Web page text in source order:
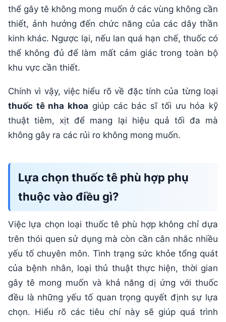
thể gây tê không mong muốn ở các vùng không cần
thiết, ảnh hưởng đến chức năng của các dây thần
kinh khác. Ngược lại, nếu lan quá hạn chế, thuốc có
thể không đủ để làm mất cảm giác trong toàn bộ
khu vực cần thiết.
Chính vì vậy, việc hiểu rõ về đặc tính của từng loại
thuốc tê nha khoa giúp các bác sĩ tối ưu hóa kỹ
thuật tiêm, xịt để mang lại hiệu quả tối đa mà
không gây ra các rủi ro không mong muốn.
Lựa chọn thuốc tê phù hợp phụ
thuộc vào điều gì?
Việc lựa chọn loại thuốc tê phù hợp không chỉ dựa
trên thói quen sử dụng mà còn cần cân nhắc nhiều
yếu tố chuyên môn. Tình trạng sức khỏe tổng quát
của bệnh nhân, loại thủ thuật thực hiện, thời gian
gây tê mong muốn và khả năng dị ứng với thuốc
đều là những yếu tố quan trọng quyết định sự lựa
chọn. Hiểu rõ các tiêu chí này sẽ giúp quá trình